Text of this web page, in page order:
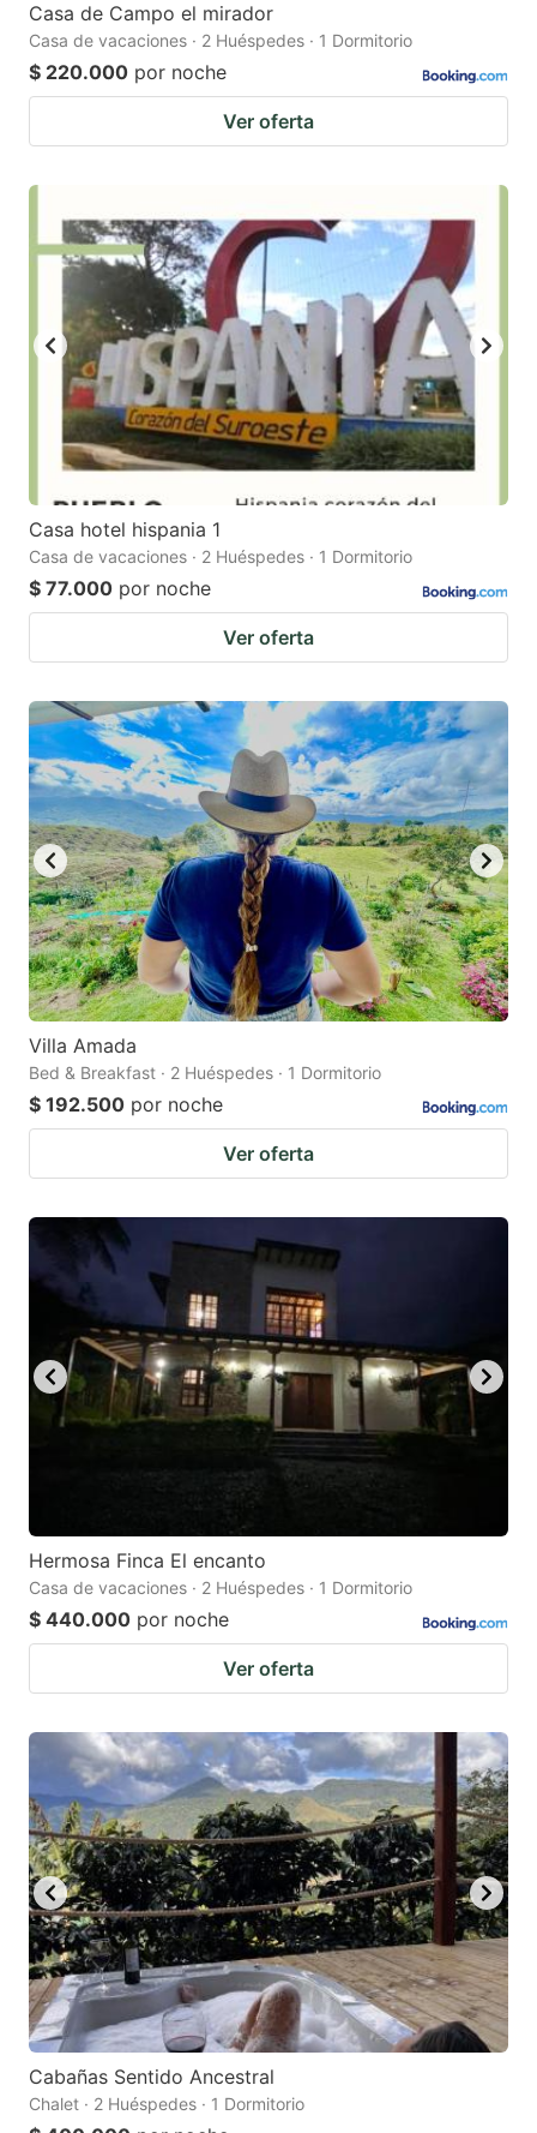
Casa de Campo el mirador
Casa de vacaciones · 2 Huéspedes · 1 Dormitorio
$ 220.000 por noche
Ver oferta
Casa hotel hispania 1
Casa de vacaciones · 2 Huéspedes · 1 Dormitorio
$ 77.000 por noche
Ver oferta
Villa Amada
Bed & Breakfast · 2 Huéspedes · 1 Dormitorio
$ 192.500 por noche
Ver oferta
Hermosa Finca El encanto
Casa de vacaciones · 2 Huéspedes · 1 Dormitorio
$ 440.000 por noche
Ver oferta
Cabañas Sentido Ancestral
Chalet · 2 Huéspedes · 1 Dormitorio